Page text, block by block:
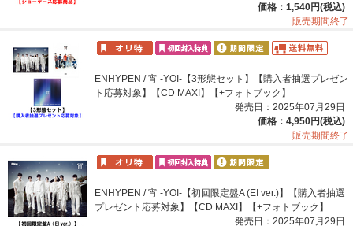
価格：1,540円(税込)
販売期間終了
ENHYPEN / 宵 -YOI-【3形態セット】【購入者抽選プレゼン
ト応募対象】【CD MAXI】【+フォトブック】
発売日：2025年07月29日
価格：4,950円(税込)
販売期間終了
ENHYPEN / 宵 -YOI-【初回限定盤A (EI ver.)】【購入者抽選
プレゼント応募対象】【CD MAXI】【+フォトブック】
発売日：2025年07月29日